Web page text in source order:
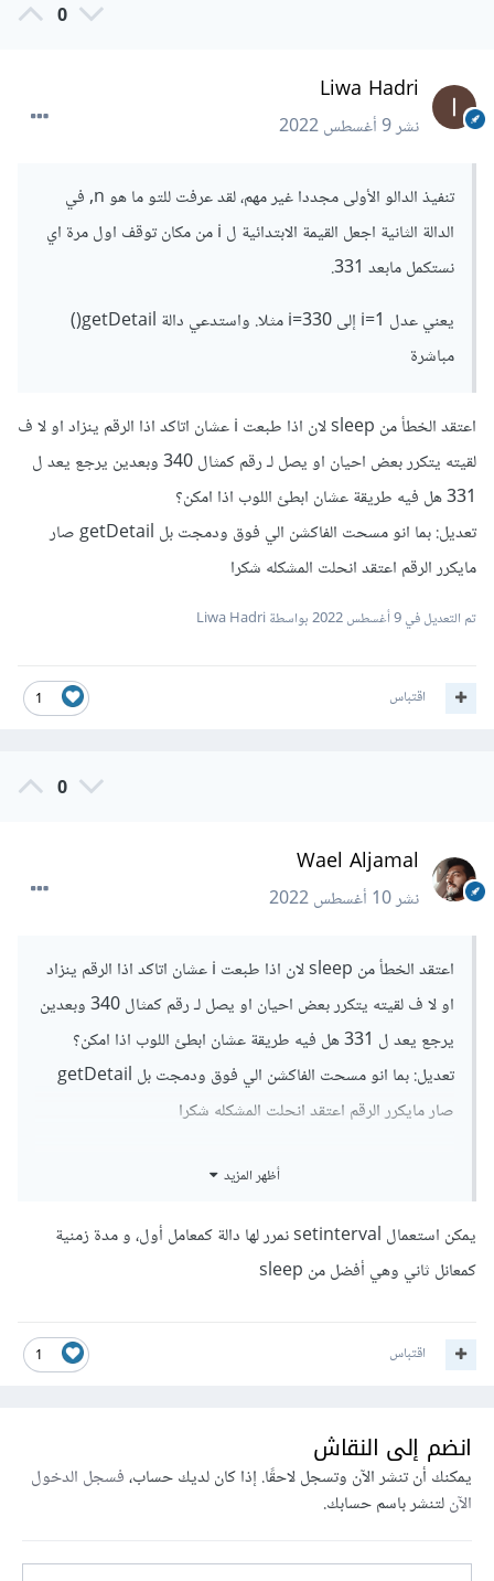
0
Liwa Hadri
نشر9 أغسطس 2022
تنفيذ الدالو الأولى مجددا غير مهم، لقد عرفت للتو ما هو n, في
الدالة الثانية اجعل القيمة الابتدائية ل i من مكان توقف اول مرة اي
نستكمل مابعد 331.
يعني عدل i=1 إلى i=330 مثلا. واستدعي دالة getDetail()
مباشرة
اعتقد الخطأ من sleep لان اذا طبعت i عشان اتاكد اذا الرقم ينزاد او لا ف
لقيته يتكرر بعض احيان او يصل لـ رقم كمثال 340 وبعدين يرجع يعد ل
331 هل فيه طريقة عشان ابطئ اللوب اذا امكن؟
تعديل: بما انو مسحت الفاكشن الي فوق ودمجت بل getDetail صار
مايكرر الرقم اعتقد انحلت المشكله شكرا
تم التعديل في9 أغسطس 2022 بواسطة Liwa Hadri
1 اقتباس
0
Wael Aljamal
نشر10 أغسطس 2022
اعتقد الخطأ من sleep لان اذا طبعت i عشان اتاكد اذا الرقم ينزاد
او لا ف لقيته يتكرر بعض احيان او يصل لـ رقم كمثال 340 وبعدين
يرجع يعد ل 331 هل فيه طريقة عشان ابطئ اللوب اذا امكن؟
تعديل: بما انو مسحت الفاكشن الي فوق ودمجت بل getDetail
صار مايكرر الرقم اعتقد انحلت المشكله شكرا
أظهر المزيد
يمكن استعمال setinterval نمرر لها دالة كمعامل أول، و مدة زمنية
كمعانل ثاني وهي أفضل من sleep
1 اقتباس
انضم إلى النقاش
يمكنك أن تنشر الآن وتسجل لاحقًا. إذا كان لديك حساب،فسجل الدخول
الآنلتنشر باسم حسابك.